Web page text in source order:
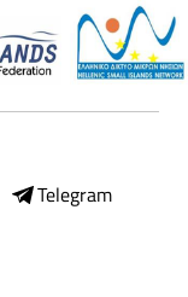
Telegram